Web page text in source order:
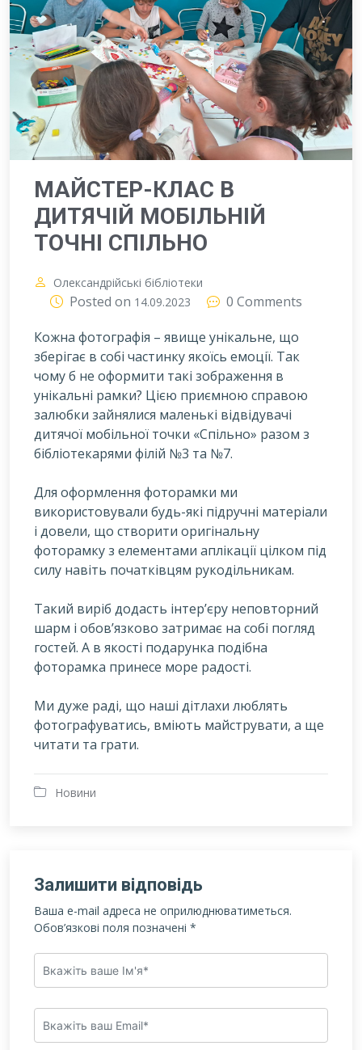
МАЙСТЕР-КЛАС В
ДИТЯЧІЙ МОБІЛЬНІЙ
ТОЧНІ СПІЛЬНО
Олександрійські бібліотеки
Posted on 14.09.2023
0 Comments
Кожна фотографія – явище унікальне, що
зберігає в собі частинку якоїсь емоції. Так
чому б не оформити такі зображення в
унікальні рамки? Цією приємною справою
залюбки зайнялися маленькі відвідувачі
дитячої мобільної точки «Спільно» разом з
бібліотекарями філій №3 та №7.
Для оформлення фоторамки ми
використовували будь-які підручні матеріали
і довели, що створити оригінальну
фоторамку з елементами аплікації цілком під
силу навіть початківцям рукодільникам.
Такий виріб додасть інтер’єру неповторний
шарм і обов’язково затримає на собі погляд
гостей. А в якості подарунка подібна
фоторамка принесе море радості.
Ми дуже раді, що наші дітлахи люблять
фотографуватись, вміють майструвати, а ще
читати та грати.
Новини
Залишити відповідь
Ваша e-mail адреса не оприлюднюватиметься.
Обов’язкові поля позначені *